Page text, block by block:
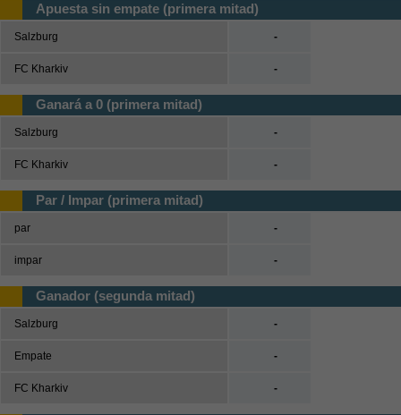
Apuesta sin empate (primera mitad)
Salzburg
FC Kharkiv
-
-
Ganará a 0 (primera mitad)
Salzburg
FC Kharkiv
-
-
Par / Impar (primera mitad)
par
impar
-
-
Ganador (segunda mitad)
Salzburg
Empate
FC Kharkiv
-
-
-